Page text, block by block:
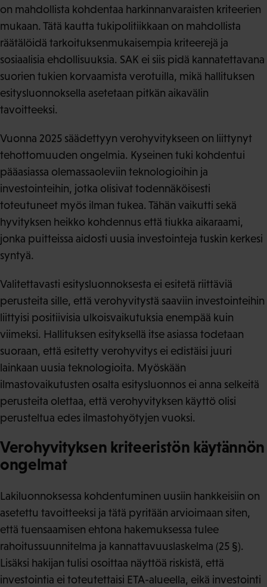
on mahdollista kohdentaa harkinnanvaraisten kriteerien
mukaan. Tätä kautta tukipolitiikkaan on mahdollista
räätälöidä tarkoituksenmukaisempia kriteerejä ja
sosiaalisia ehdollisuuksia. SAK ei siis pidä kannatettavana
suorien tukien korvaamista verotuilla, mikä hallituksen
esitysluonnoksella asetetaan pitkän aikavälin
tavoitteeksi.
Vuonna 2025 säädettyyn verohyvitykseen on liittynyt
tehottomuuden ongelmia. Kyseinen tuki kohdentui
pääasiassa olemassaoleviin teknologioihin ja
investointeihin, jotka olisivat todennäköisesti
toteutuneet myös ilman tukea. Tähän vaikutti sekä
hyvityksen heikko kohdennus että tiukka aikaraami,
jonka puitteissa aidosti uusia investointeja tuskin kerkesi
syntyä.
Valitettavasti esitysluonnoksesta ei esitetä riittäviä
perusteita sille, että verohyvitystä saaviin investointeihin
liittyisi positiivisia ulkoisvaikutuksia enempää kuin
viimeksi. Hallituksen esityksellä itse asiassa todetaan
suoraan, että esitetty verohyvitys ei edistäisi juuri
lainkaan uusia teknologioita. Myöskään
ilmastovaikutusten osalta esitysluonnos ei anna selkeitä
perusteita olettaa, että verohyvityksen käyttö olisi
perusteltua edes ilmastohyötyjen vuoksi.
Verohyvityksen kriteeristön käytännön
ongelmat
Lakiluonnoksessa kohdentuminen uusiin hankkeisiin on
asetettu tavoitteeksi ja tätä pyritään arvioimaan siten,
että tuensaamisen ehtona hakemuksessa tulee
rahoitussuunnitelma ja kannattavuuslaskelma (25 §).
Lisäksi hakijan tulisi osoittaa näyttöä riskistä, että
investointia ei toteutettaisi ETA-alueella, eikä investointi